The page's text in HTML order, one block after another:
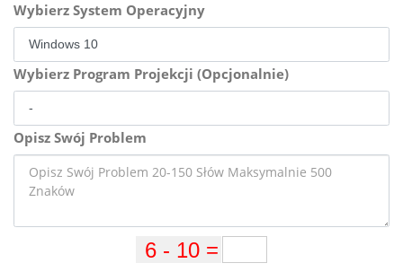
Wybierz System Operacyjny
Wybierz Program Projekcji (Opcjonalnie)
Opisz Swój Problem